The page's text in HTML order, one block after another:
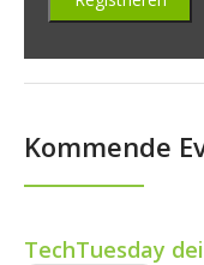
Kommende
TechTuesday